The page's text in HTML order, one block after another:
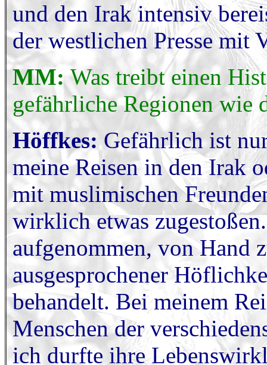
und den Irak intensiv
der westlichen Presse mit
MM:Was treibt einen
gefährliche Regionen wie
Höffkes:Gefährlich ist
meine Reisen in den Irak
mit muslimischen
wirklich etwas
aufgenommen, von Hand
ausgesprochener
behandelt. Bei meinem
Menschen der
ich durfte ihre